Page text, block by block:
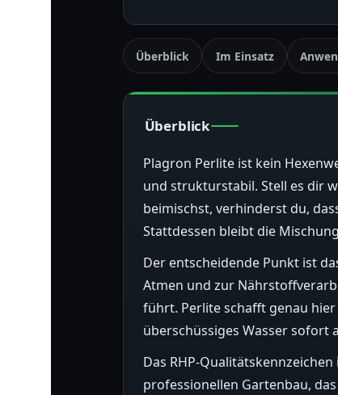
Überblick Im Einsatz
Überblick
Plagron Perlite ist kein
und strukturstabil. Stell es dir
beimischst, verhinderst du,
Stattdessen bleibt die
Der entscheidende Punkt ist
Atmen und zur
führt. Perlite schafft genau
überschüssiges Wasser sofort
Das RHP-
professionellen Gartenbau,